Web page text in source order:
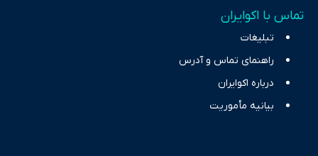
تماس با اکوایران
تبلیغات
راهنمای تماس و آدرس
درباره اکوایران
بیانیه مأموریت